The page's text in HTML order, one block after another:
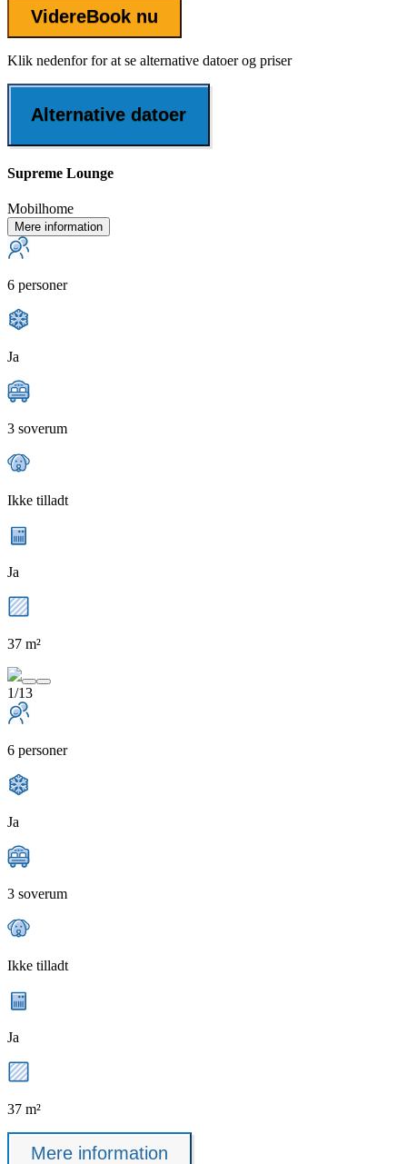
VidereBook nu
Klik nedenfor for at se alternative datoer og priser
Alternative datoer
Supreme Lounge
Mobilhome
Mere information
6 personer
Ja
3 soverum
Ikke tilladt
Ja
37 m²
1/13
6 personer
Ja
3 soverum
Ikke tilladt
Ja
37 m²
Mere information